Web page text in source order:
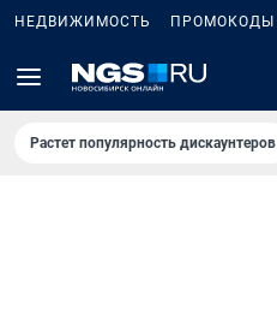
НЕДВИЖИМОСТЬ ПРОМОКОДЫ
Растет популярность дискаунтеров